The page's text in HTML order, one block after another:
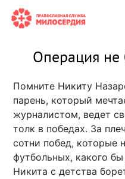
Операция не
Помните Никиту
парень, который
журналистом, ведет
толк в победах. За
сотни побед, которые
футбольных, какого
Никита с детства